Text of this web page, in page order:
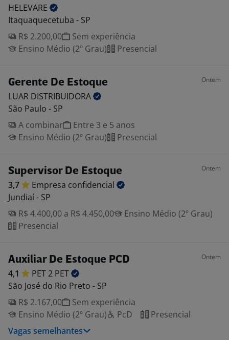
HELEVARE
Itaquaquecetuba - SP
R$ 2.200,00
Sem experiência
Ensino Médio (2º Grau)
Presencial
Gerente De Estoque Ontem
LUAR DISTRIBUIDORA
São Paulo - SP
A combinar
Entre 3 e 5 anos
Ensino Médio (2º Grau)
Presencial
Supervisor De Estoque Ontem
3,7 Empresa confidencial
Jundiaí - SP
R$ 4.400,00 a R$ 4.450,00
Ensino Médio (2º Grau)
Presencial
Auxiliar De Estoque PCD Ontem
4,1 PET 2 PET
São José do Rio Preto - SP
R$ 2.167,00
Sem experiência
Ensino Médio (2º Grau)
PcD
Presencial
Vagas semelhantes